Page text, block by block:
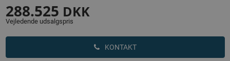
KONTAKT
288.525 DKK
Vejledende udsalgspris